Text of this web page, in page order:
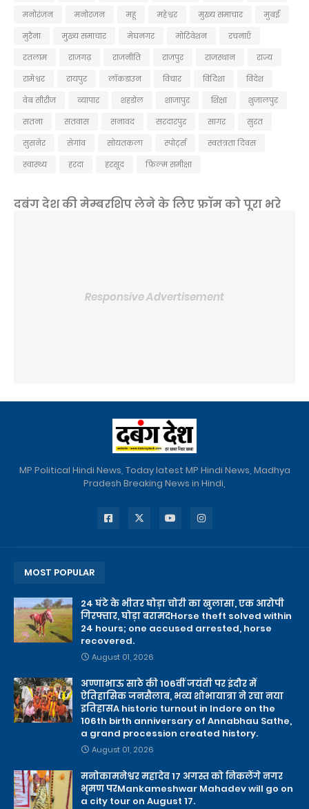
मनोरंजन
मनोरजन महू महेश्वर मुख्य समाचार
मुबई
मुरैना
मु्ख्य समाचार मेघनगर मोटिवेशन
रचनाएँ
रतलाम
राजगढ़ राजनीति राजपुर राजस्थान
राज्य
रामेश्वर
रायपुर लॉकडाउन विचार विदिशा
विदेश
वेब सीरीज
व्यापार शहडोल शाजापुर शिक्षा
शुजालपुर
सतना
सतवास सनावद सरदारपुर सागर
सुरत
सुसनेर
सेगांव सोयतकला स्पोर्ट्स
स्वतंत्रता दिवस
स्वास्थ्य
हरदा हरसूद फ़िल्म समीक्षा
दबंग देश की मेम्बरशिप लेने के लिए फ्रॉम को पूरा भरे
Responsive Advertisement
MP Political Hindi News, Today latest MP Hindi News, Madhya
Pradesh Breaking News in Hindi,
MOST POPULAR
24 घंटे के भीतर घोड़ा चोरी का खुलासा, एक आरोपी
गिरफ्तार, घोड़ा बरामदHorse theft solved within
24 hours; one accused arrested, horse
recovered.
August 01, 2026
अण्णाभाऊ साठे की 106वीं जयंती पर इंदौर में
ऐतिहासिक जनसैलाब, भव्य शोभायात्रा ने रचा नया
इतिहासA historic turnout in Indore on the
106th birth anniversary of Annabhau Sathe,
a grand procession created history.
August 01, 2026
मनोकामनेश्वर महादेव 17 अगस्त को निकलेंगे नगर
भृमण परMankameshwar Mahadev will go on
a city tour on August 17.